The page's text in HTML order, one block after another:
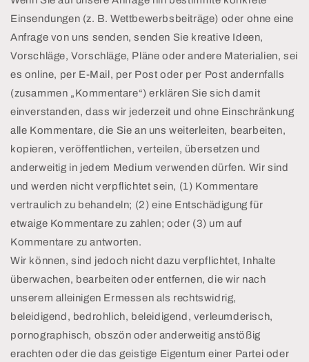
Einsendungen (z. B. Wettbewerbsbeiträge) oder ohne eine
Anfrage von uns senden, senden Sie kreative Ideen,
Vorschläge, Vorschläge, Pläne oder andere Materialien, sei
es online, per E-Mail, per Post oder per Post andernfalls
(zusammen „Kommentare“) erklären Sie sich damit
einverstanden, dass wir jederzeit und ohne Einschränkung
alle Kommentare, die Sie an uns weiterleiten, bearbeiten,
kopieren, veröffentlichen, verteilen, übersetzen und
anderweitig in jedem Medium verwenden dürfen. Wir sind
und werden nicht verpflichtet sein, (1) Kommentare
vertraulich zu behandeln; (2) eine Entschädigung für
etwaige Kommentare zu zahlen; oder (3) um auf
Kommentare zu antworten.
Wir können, sind jedoch nicht dazu verpflichtet, Inhalte
überwachen, bearbeiten oder entfernen, die wir nach
unserem alleinigen Ermessen als rechtswidrig,
beleidigend, bedrohlich, beleidigend, verleumderisch,
pornographisch, obszön oder anderweitig anstößig
erachten oder die das geistige Eigentum einer Partei oder